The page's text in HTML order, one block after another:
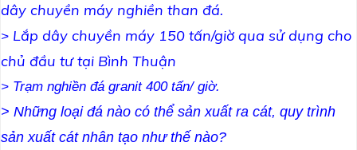
dây chuyền máy nghiền than đá.
> Lắp dây chuyền máy 150 tấn/giờ qua sử dụng cho
chủ đầu tư tại Bình Thuận
> Trạm nghiền đá granit 400 tấn/ giờ.
> Những loại đá nào có thể sản xuất ra cát, quy trình
sản xuất cát nhân tạo như thế nào?